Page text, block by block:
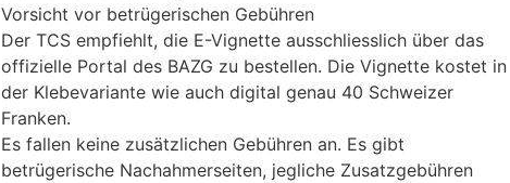
Vorsicht vor betrügerischen Gebühren
Der TCS empfiehlt, die E-Vignette ausschliesslich über das
offizielle Portal des BAZG zu bestellen. Die Vignette kostet in
der Klebevariante wie auch digital genau 40 Schweizer
Franken.
Es fallen keine zusätzlichen Gebühren an. Es gibt
betrügerische Nachahmerseiten, jegliche Zusatzgebühren